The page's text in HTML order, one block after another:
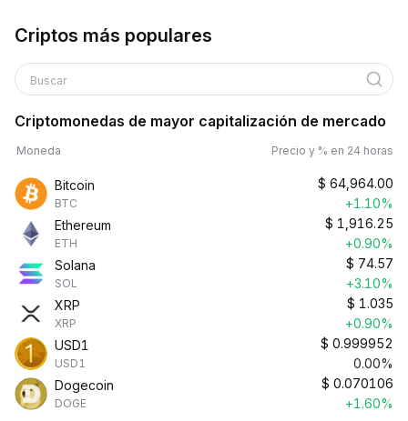
Criptos más populares
Buscar
Criptomonedas de mayor capitalización de mercado
Moneda Precio y % en 24 horas
Bitcoin
BTC
$ 64,964.00
+1.10%
Ethereum
ETH
$ 1,916.25
+0.90%
Solana
SOL
$ 74.57
+3.10%
XRP
XRP
$ 1.035
+0.90%
USD1
USD1
$ 0.999952
0.00%
Dogecoin
DOGE
$ 0.070106
+1.60%